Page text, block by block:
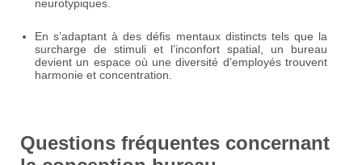
neurotypiques.
En s’adaptant à des défis mentaux distincts tels que la
surcharge de stimuli et l’inconfort spatial, un bureau
devient un espace où une diversité d’employés trouvent
harmonie et concentration.
Questions fréquentes concernant